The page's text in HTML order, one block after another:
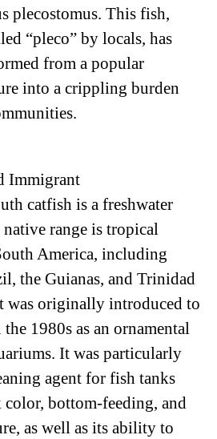
plecostomus. This fish,
“pleco” by locals, has
from a popular
into a crippling burden
Immigrant
catfish is a freshwater
native range is tropical
America, including
the Guianas, and Trinidad
was originally introduced to
1980s as an ornamental
It was particularly
agent for fish tanks
color, bottom-feeding, and
as well as its ability to